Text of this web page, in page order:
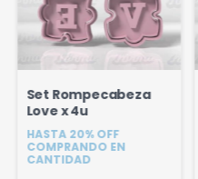
Set Rompecabeza
Love x 4u
HASTA 20% OFF
COMPRANDO EN
CANTIDAD